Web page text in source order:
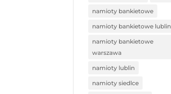
namioty bankietowe
namioty bankietowe lublin
namioty bankietowe
warszawa
namioty lublin
namioty siedlce